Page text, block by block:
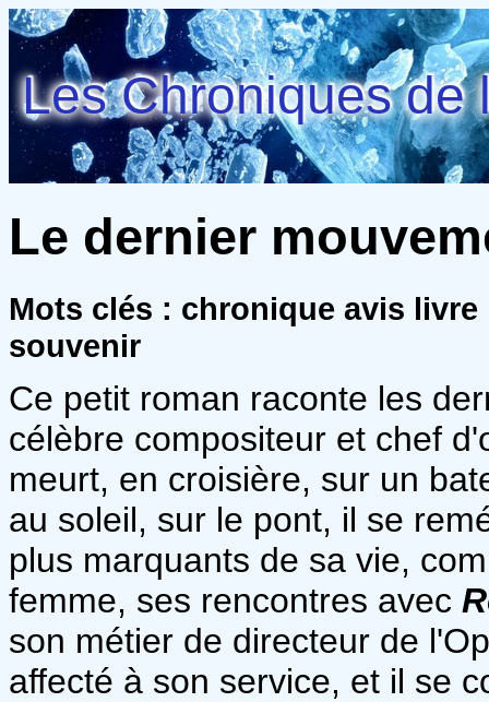
Les Chroniques de
Le dernier
Mots clés : chronique avis
souvenir
Ce petit roman raconte les
célèbre compositeur et chef
meurt, en croisière, sur un
au soleil, sur le pont, il se
plus marquants de sa vie,
femme, ses rencontres avec
son métier de directeur de
affecté à son service, et il se